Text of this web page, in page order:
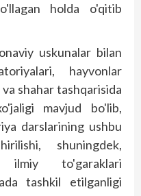
holda o'qitib
uskunalar bilan
hayvonlar
shahar tashqarisida
mavjud bo'lib,
darslarining ushbu
shuningdek,
ilmiy to'garaklari
tashkil etilganligi